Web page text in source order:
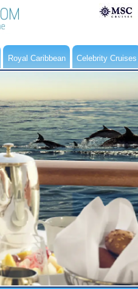
Royal Caribbean Celebrity Cruises